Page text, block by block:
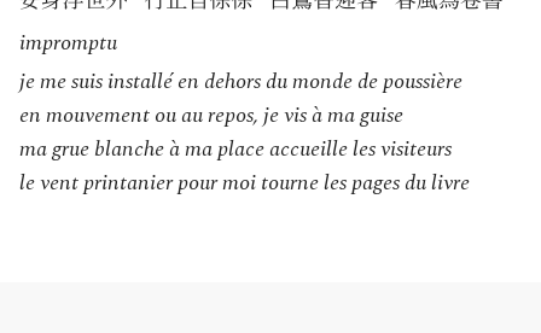
impromptu
je me suis installé en dehors du monde de poussière
en mouvement ou au repos, je vis à ma guise
ma grue blanche à ma place accueille les visiteurs
le vent printanier pour moi tourne les pages du livre